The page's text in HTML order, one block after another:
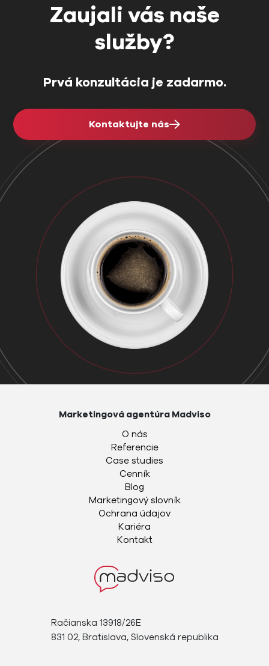
Zaujali vás naše
služby?
Prvá konzultácia je zadarmo.
Kontaktujte nás
Račianska 13918/26E
831 02, Bratislava, Slovenská republika
Marketingová agentúra Madviso
O nás
Referencie
Case studies
Cenník
Blog
Marketingový slovník
Ochrana údajov
Kariéra
Kontakt